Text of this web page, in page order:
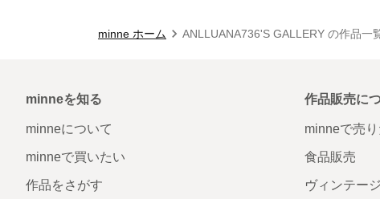
minne ホーム ANLLUANA736'S GALLERY の作品一
minneを知る
minneについて
minneで買いたい
作品をさがす
作品販売に
minneで売
食品販売
ヴィンテー